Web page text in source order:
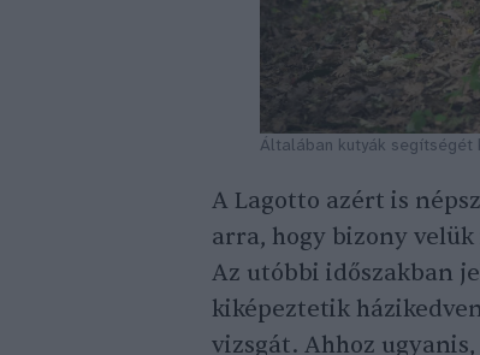
Általában kutyák segítségét
A Lagotto azért is
arra, hogy bizony
Az utóbbi időszakban
kiképeztetik
vizsgát. Ahhoz